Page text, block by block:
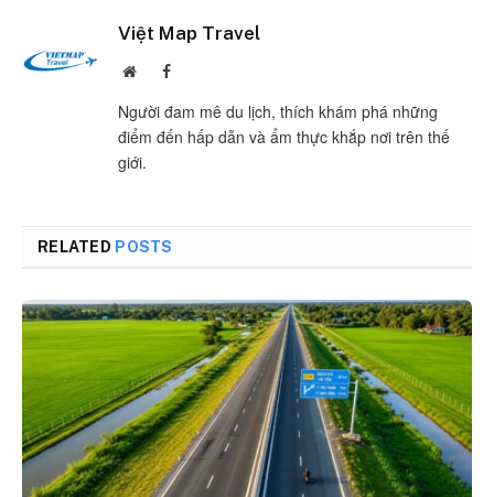
Việt Map Travel
WebsiteFacebook
Người đam mê du lịch, thích khám phá những
điểm đến hấp dẫn và ẩm thực khắp nơi trên thế
giới.
RELATED POSTS